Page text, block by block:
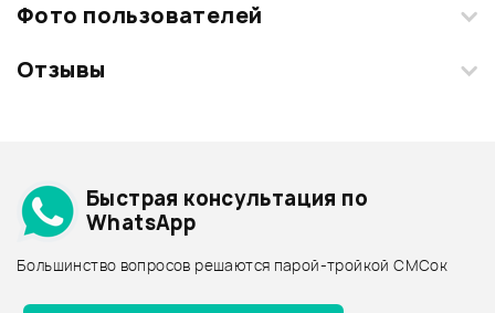
Фото пользователей
Загрузите свои фотографии купленного товара и получите
Отзывы
Архив товаров - дороже
Архив товаров - новинки
Быстрая консультация по
WhatsApp
Большинство вопросов решаются парой-тройкой СМСок